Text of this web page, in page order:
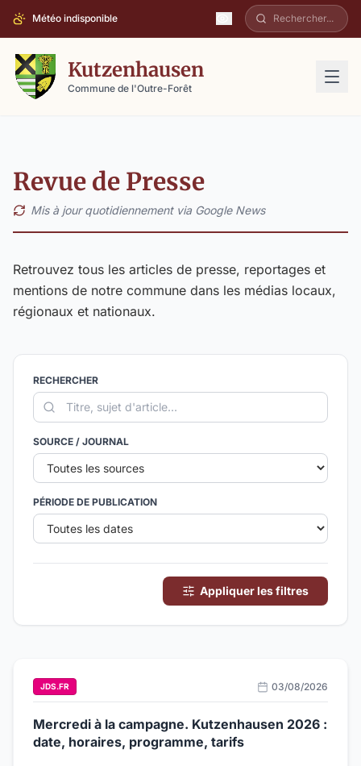
Météo indisponible
Kutzenhausen
Commune de l'Outre-Forêt
Revue de Presse
Mis à jour quotidiennement via Google News
Retrouvez tous les articles de presse, reportages et
mentions de notre commune dans les médias locaux,
régionaux et nationaux.
RECHERCHER
SOURCE / JOURNAL
PÉRIODE DE PUBLICATION
Appliquer les filtres
JDS.FR 03/08/2026
Mercredi à la campagne. Kutzenhausen 2026 :
date, horaires, programme, tarifs